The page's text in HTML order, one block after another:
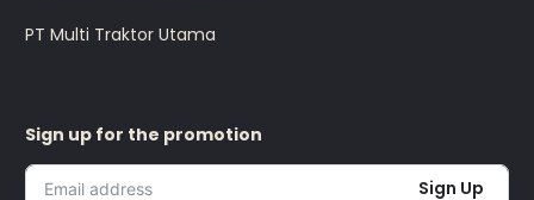
PT Multi Traktor Utama
Sign up for the promotion
Sign Up